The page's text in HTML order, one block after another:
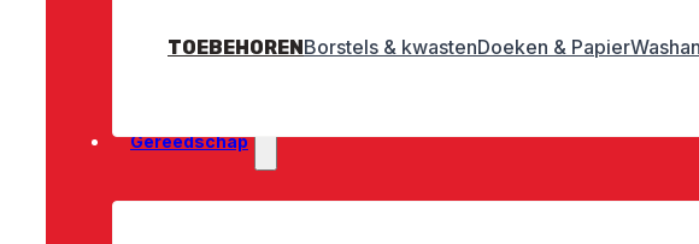
TOEBEHORENBorstels & kwastenDoeken & Papier
Gereedschap